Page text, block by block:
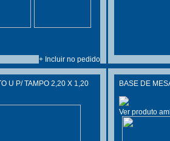
+ Incluir no pedido
U P/ TAMPO 2,20 X 1,20
BASE DE
Ver produto